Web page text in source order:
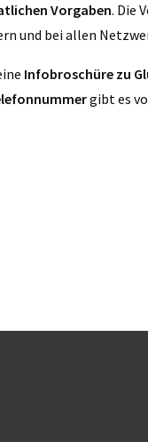
Vorgaben. Die
und bei allen
Infobroschüre zu
gibt es